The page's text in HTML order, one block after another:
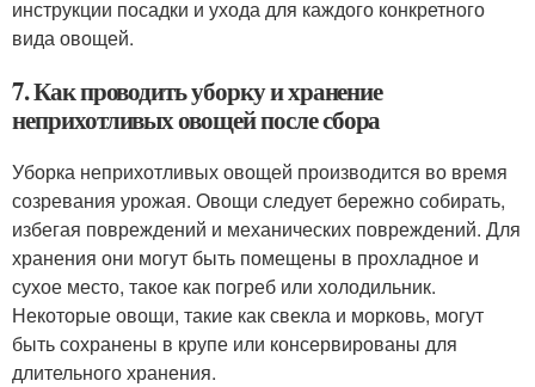
инструкции посадки и ухода для каждого конкретного
вида овощей.
7. Как проводить уборку и хранение
неприхотливых овощей после сбора
Уборка неприхотливых овощей производится во время
созревания урожая. Овощи следует бережно собирать,
избегая повреждений и механических повреждений. Для
хранения они могут быть помещены в прохладное и
сухое место, такое как погреб или холодильник.
Некоторые овощи, такие как свекла и морковь, могут
быть сохранены в крупе или консервированы для
длительного хранения.